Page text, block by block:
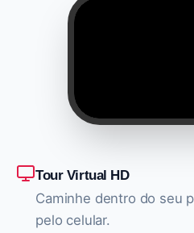
Tour Virtual HD
Caminhe dentro do seu
pelo celular.